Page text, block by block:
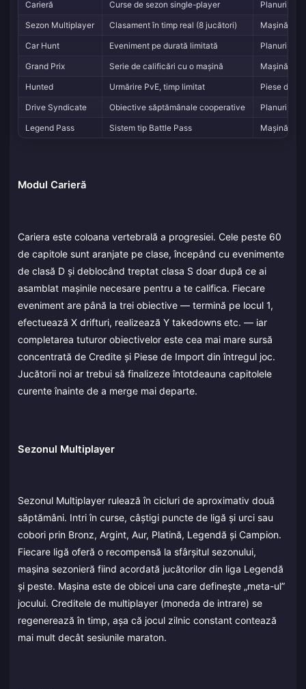
Carieră Curse de sezon single-player
Planuri,
Sezon Multiplayer
Clasament în timp real (8 jucători)
Mașină
Car Hunt
Eveniment pe durată limitată
Planuri
Grand Prix
Serie de calificări cu o mașină
Mașină
Hunted
Urmărire PvE, timp limitat
Piese de
Drive Syndicate
Obiective săptămânale cooperative
Planuri,
Legend Pass
Sistem tip Battle Pass Mașină
Modul Carieră
Cariera este coloana vertebrală a progresiei. Cele peste 60
de capitole sunt aranjate pe clase, începând cu evenimente
de clasă D și deblocând treptat clasa S doar după ce ai
asamblat mașinile necesare pentru a te califica. Fiecare
eveniment are până la trei obiective — termină pe locul 1,
efectuează X drifturi, realizează Y takedowns etc. — iar
completarea tuturor obiectivelor este cea mai mare sursă
concentrată de Credite și Piese de Import din întregul joc.
Jucătorii noi ar trebui să finalizeze întotdeauna capitolele
curente înainte de a merge mai departe.
Sezonul Multiplayer
Sezonul Multiplayer rulează în cicluri de aproximativ două
săptămâni. Intri în curse, câștigi puncte de ligă și urci sau
cobori prin Bronz, Argint, Aur, Platină, Legendă și Campion.
Fiecare ligă oferă o recompensă la sfârșitul sezonului,
mașina sezonieră fiind acordată jucătorilor din liga Legendă
și peste. Mașina este de obicei una care definește „meta-ul”
jocului. Creditele de multiplayer (moneda de intrare) se
regenerează în timp, așa că jocul zilnic constant contează
mai mult decât sesiunile maraton.